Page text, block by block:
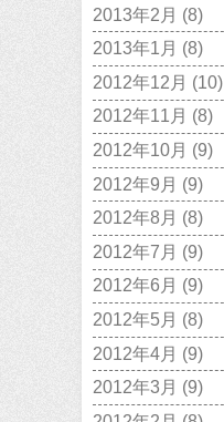
2013年2月 (8)
2013年1月 (8)
2012年12月 (10)
2012年11月 (8)
2012年10月 (9)
2012年9月 (9)
2012年8月 (8)
2012年7月 (9)
2012年6月 (9)
2012年5月 (8)
2012年4月 (9)
2012年3月 (9)